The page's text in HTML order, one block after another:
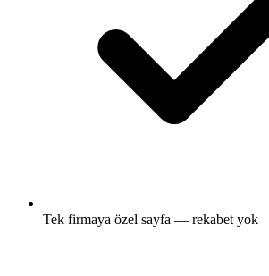
Tek firmaya özel sayfa — rekabet yok